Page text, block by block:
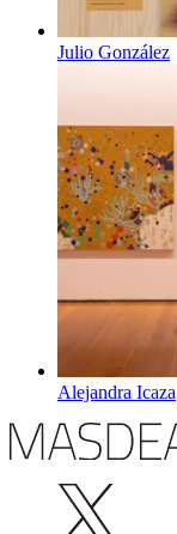
Julio González
Alejandra Icaza